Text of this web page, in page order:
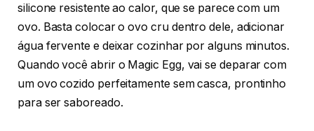
silicone resistente ao calor, que se parece com um
ovo. Basta colocar o ovo cru dentro dele, adicionar
água fervente e deixar cozinhar por alguns minutos.
Quando você abrir o Magic Egg, vai se deparar com
um ovo cozido perfeitamente sem casca, prontinho
para ser saboreado.